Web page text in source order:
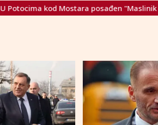
kod Mostara posađen "Maslinik